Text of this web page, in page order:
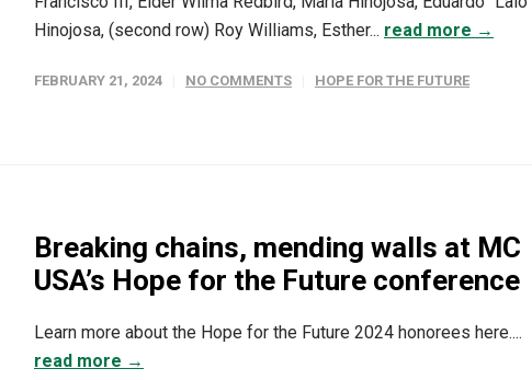
Hinojosa, (second row) Roy Williams, Esther... read more →
FEBRUARY 21, 2024 NO COMMENTS HOPE FOR THE FUTURE
Breaking chains, mending walls at MC
USA’s Hope for the Future conference
Learn more about the Hope for the Future 2024 honorees here....
read more →